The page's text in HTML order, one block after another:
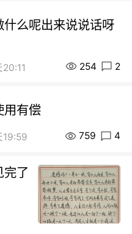
么呢出来说说话呀
20:11 254 2
用有偿
19:59 759 4
完了